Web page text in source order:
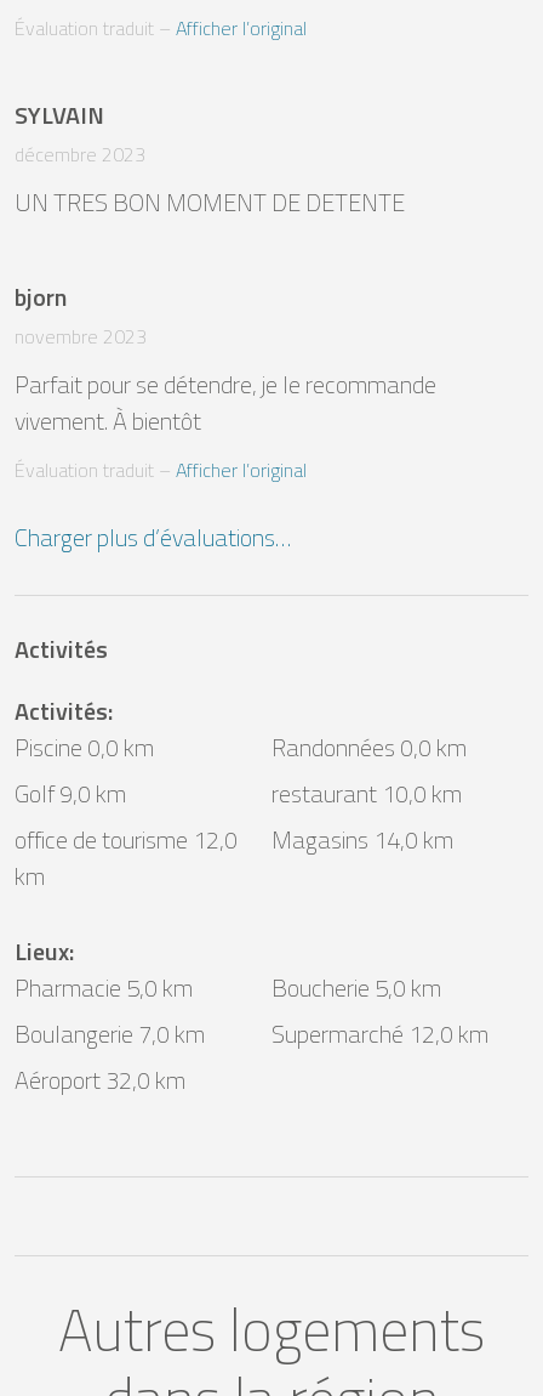
Évaluation traduit – Afficher l’original
SYLVAIN
décembre 2023
UN TRES BON MOMENT DE DETENTE
bjorn
novembre 2023
Parfait pour se détendre, je le recommande
vivement. À bientôt
Évaluation traduit – Afficher l’original
Charger plus d’évaluations…
Activités
Activités:
Piscine 0,0 km
Randonnées 0,0 km
Golf 9,0 km
restaurant 10,0 km
office de tourisme 12,0
km
Magasins 14,0 km
Lieux:
Pharmacie 5,0 km
Boucherie 5,0 km
Boulangerie 7,0 km
Supermarché 12,0 km
Aéroport 32,0 km
Autres logements